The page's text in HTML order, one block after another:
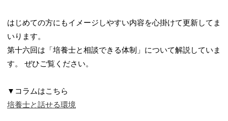
はじめての方にもイメージしやすい内容を心掛けて更新してま
いります。
第十六回は「培養士と相談できる体制」について解説していま
す。 ぜひご覧ください。
▼コラムはこちら
培養士と話せる環境